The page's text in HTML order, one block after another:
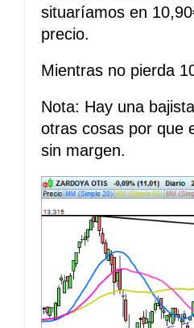
situaríamos en
precio.
Mientras no pierda
Nota: Hay una
otras cosas por que
sin margen.